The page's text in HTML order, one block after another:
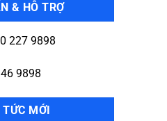
& HỖ TRỢ
227 9898
9898
MỚI